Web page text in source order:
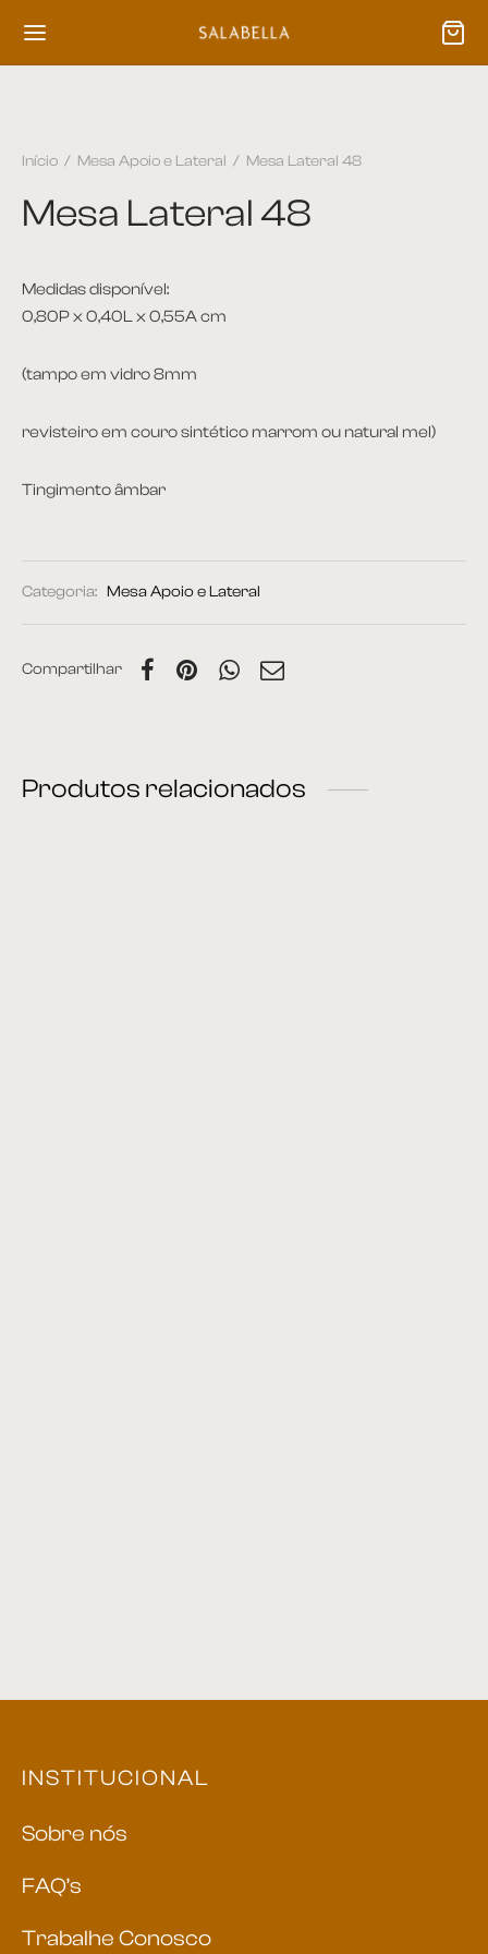
Início / Mesa Apoio e Lateral / Mesa Lateral 48
Mesa Lateral 48
Medidas disponível:
0,80P x 0,40L x 0,55A cm
(tampo em vidro 8mm
revisteiro em couro sintético marrom ou natural mel)
Tingimento âmbar
Categoria: Mesa Apoio e Lateral
Compartilhar
Produtos relacionados
INSTITUCIONAL
Sobre nós
FAQ’s
Trabalhe Conosco